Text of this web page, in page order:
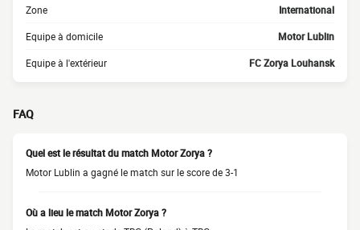
Zone International
Equipe à domicile Motor Lublin
Equipe à l'extérieur FC Zorya Louhansk
FAQ
Quel est le résultat du match Motor Zorya ?
Motor Lublin a gagné le match sur le score de 3-1
Où a lieu le match Motor Zorya ?